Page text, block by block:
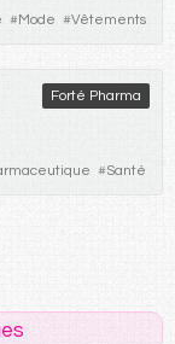
#Mode #Vêtements
Forté Pharma
#Santé